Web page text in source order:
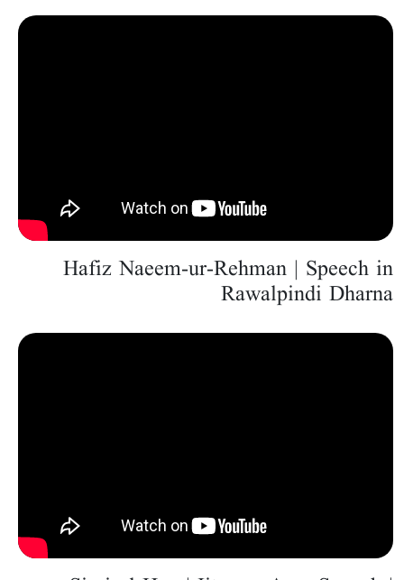
Hafiz Naeem-ur-Rehman | Speech in
Rawalpindi Dharna